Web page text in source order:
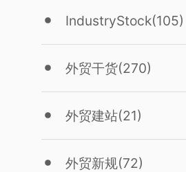
IndustryStock(105)
外贸干货(270)
外贸建站(21)
外贸新规(72)